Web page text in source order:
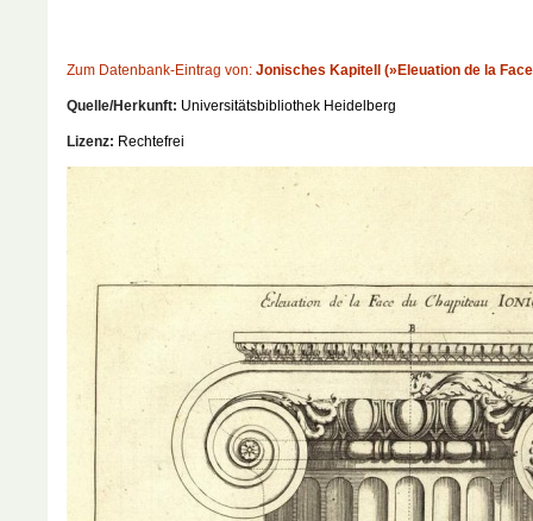
Zum Datenbank-Eintrag von: Jonisches Kapitell (»Eleuation de la
Quelle/Herkunft: Universitätsbibliothek Heidelberg
Lizenz: Rechtefrei